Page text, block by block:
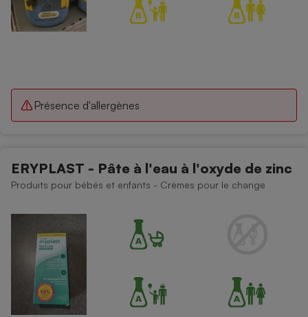
Présence d'allergènes
ERYPLAST - Pâte à l'eau à l'oxyde de zinc
Produits pour bébés et enfants - Crèmes pour le change